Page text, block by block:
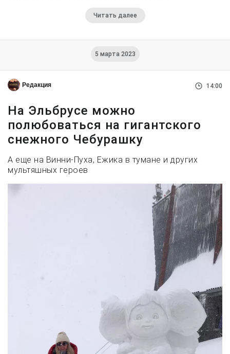
Читать далее
5 марта 2023
Редакция 14:00
На Эльбрусе можно
полюбоваться на гигантского
снежного Чебурашку
А еще на Винни-Пуха, Ежика в тумане и других
мультяшных героев